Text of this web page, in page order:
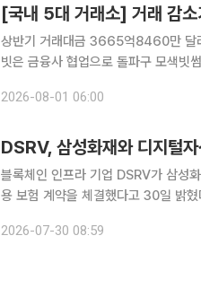
상반기 거래대금 3665억8460만 달
빗은 금융사 협업으로 돌파구 모색빗
다. 거래가 줄어드는 국면에서는 유동
2026-08-01 06:00
DSRV, 삼성화재와 디지털
블록체인 인프라 기업 DSRV가 삼성
용 보험 계약을 체결했다고 30일 밝혔다. 이번 보험은 DSRV가 가상자산사업자(VASP)로
유실돼 개인키를 상실하는 경우 고객
2026-07-30 08:59